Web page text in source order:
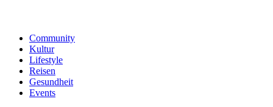
Community
Kultur
Lifestyle
Reisen
Gesundheit
Events